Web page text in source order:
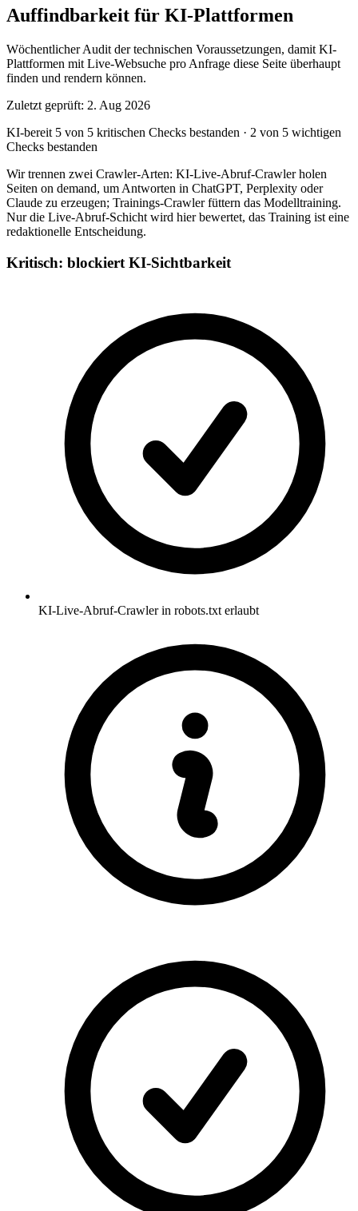
Auffindbarkeit für KI-Plattformen
Wöchentlicher Audit der technischen Voraussetzungen, damit KI-
Plattformen mit Live-Websuche pro Anfrage diese Seite überhaupt
finden und rendern können.
Zuletzt geprüft: 2. Aug 2026
KI-bereit 5 von 5 kritischen Checks bestanden · 2 von 5 wichtigen
Checks bestanden
Wir trennen zwei Crawler-Arten: KI-Live-Abruf-Crawler holen
Seiten on demand, um Antworten in ChatGPT, Perplexity oder
Claude zu erzeugen; Trainings-Crawler füttern das Modelltraining.
Nur die Live-Abruf-Schicht wird hier bewertet, das Training ist eine
redaktionelle Entscheidung.
Kritisch: blockiert KI-Sichtbarkeit
KI-Live-Abruf-Crawler in robots.txt erlaubt